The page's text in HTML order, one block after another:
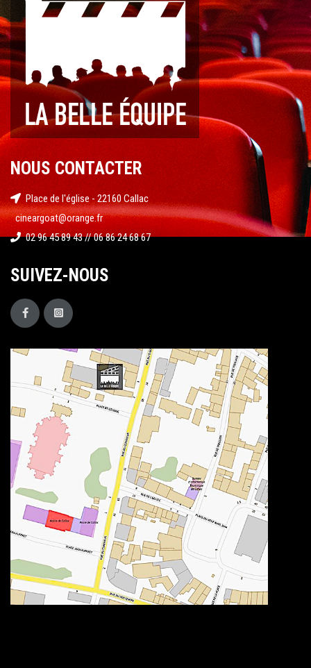
NOUS CONTACTER
Place de l'église - 22160 Callac
cineargoat@orange.fr
02 96 45 89 43 // 06 86 24 68 67
SUIVEZ-NOUS